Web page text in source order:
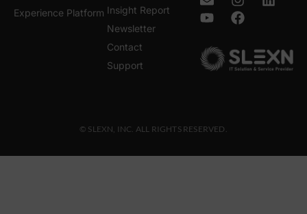
Experience Platform Insight Report
Newsletter
Contact
Support
© SLEXN, INC. ALL RIGHTS RESERVED.